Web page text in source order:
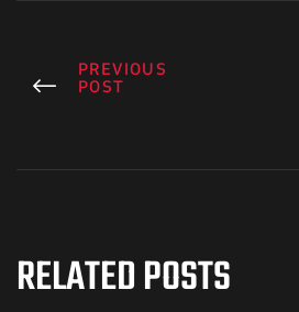
PREVIOUS
POST
RELATED POSTS